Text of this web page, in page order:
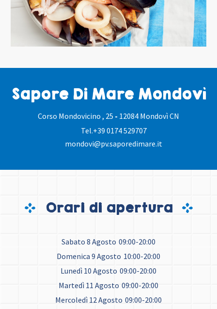
Sapore Di Mare Mondovì
Corso Mondovicino , 25 - 12084 Mondovì CN
Tel.+39 0174 529707
mondovi@pv.saporedimare.it
Orari di apertura
Sabato 8 Agosto 09:00-20:00
Domenica 9 Agosto 10:00-20:00
Lunedì 10 Agosto 09:00-20:00
Martedì 11 Agosto 09:00-20:00
Mercoledì 12 Agosto 09:00-20:00